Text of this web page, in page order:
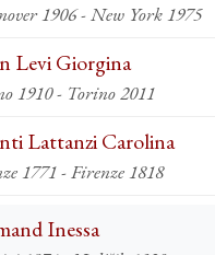
1906 - New York 1975
Levi Giorgina
1910 - Torino 2011
Lattanzi Carolina
1771 - Firenze 1818
Inessa